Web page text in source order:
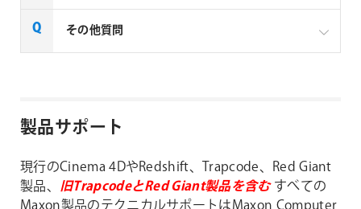
のお問合せはフラッシュバックジャパンにて承り
ます。
製品の仕様や使い方など、技術的なサポートなど
やお問合せにつきましてはMaxon Computer株式
会社にて承ります。
Maxon Computer株式会社の【MAXON Product
のシリアルNo.) につき、1台のコンピューターで使
用頂けます。(ライセンス（シリアルNo.) は、
Windows と Macintosh 共通で使用できるハイブリ
ッド仕様です)
組み合わせは自由) に行えますが、2台のマシンで
同時に使用することは許可されておりません。例
3ライセンス必要になります。(ボリュームライセ
ンスプログラムを除きます)
Maxon社製品(Cinema 4D, Red Giant, Trapcode)
その他質問
製品サポート
現行のCinema 4DやRedshift、Trapcode、Red Giant
製品、 旧TrapcodeとRed Giant製品を含むすべての